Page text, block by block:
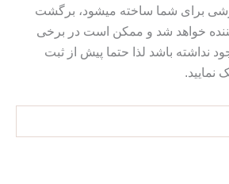
برای شما ساخته میشود، برگشت
خواهد شد و ممکن است در برخی
باشد لذا حتما پیش از ثبت
نمایید.